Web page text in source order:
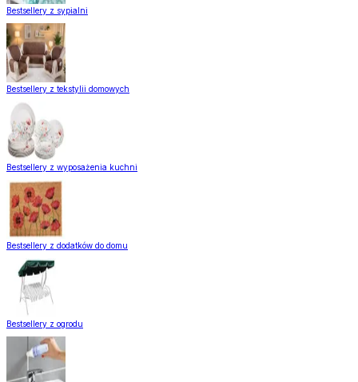
Bestsellery z sypialni
Bestsellery z tekstylii domowych
Bestsellery z wyposażenia kuchni
Bestsellery z dodatków do domu
Bestsellery z ogrodu